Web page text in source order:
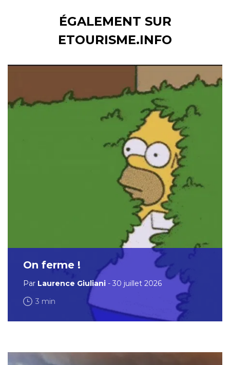
ÉGALEMENT SUR
ETOURISME.INFO
On ferme !
Par Laurence Giuliani - 30 juillet 2026
3 min